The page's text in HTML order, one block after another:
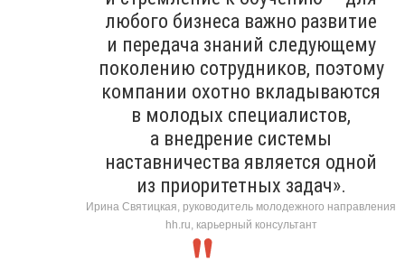
любого бизнеса важно развитие
и передача знаний следующему
поколению сотрудников, поэтому
компании охотно вкладываются
в молодых специалистов,
а внедрение системы
наставничества является одной
из приоритетных задач».
Ирина Святицкая, руководитель молодежного направления
hh.ru, карьерный консультант